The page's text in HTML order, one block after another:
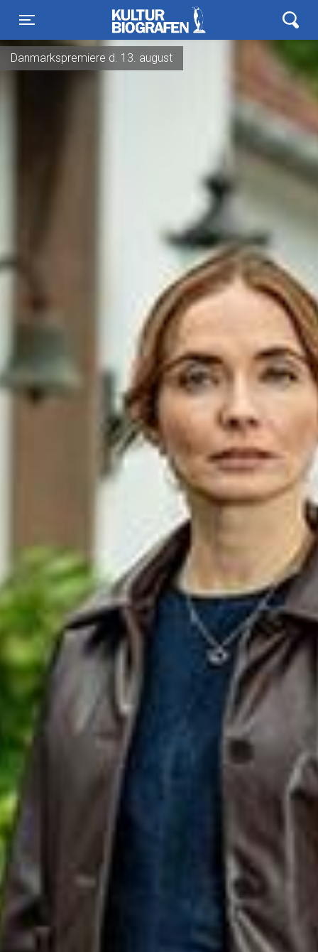
Toggle navigation
Kulturbiografen
Danmarkspremiere d. 13. august